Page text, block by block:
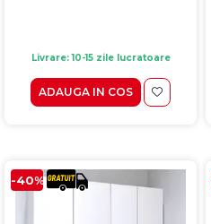
Livrare: 10-15 zile lucratoare
ADAUGA IN COS
-40%